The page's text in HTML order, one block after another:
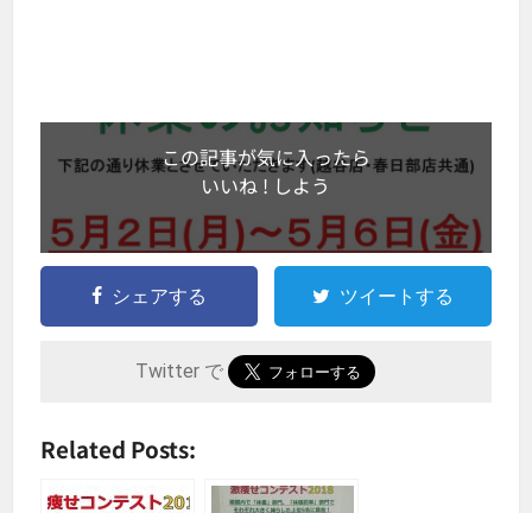
この記事が気に入ったら
いいね ! しよう
シェアする ツイートする
Twitter で
Related Posts: